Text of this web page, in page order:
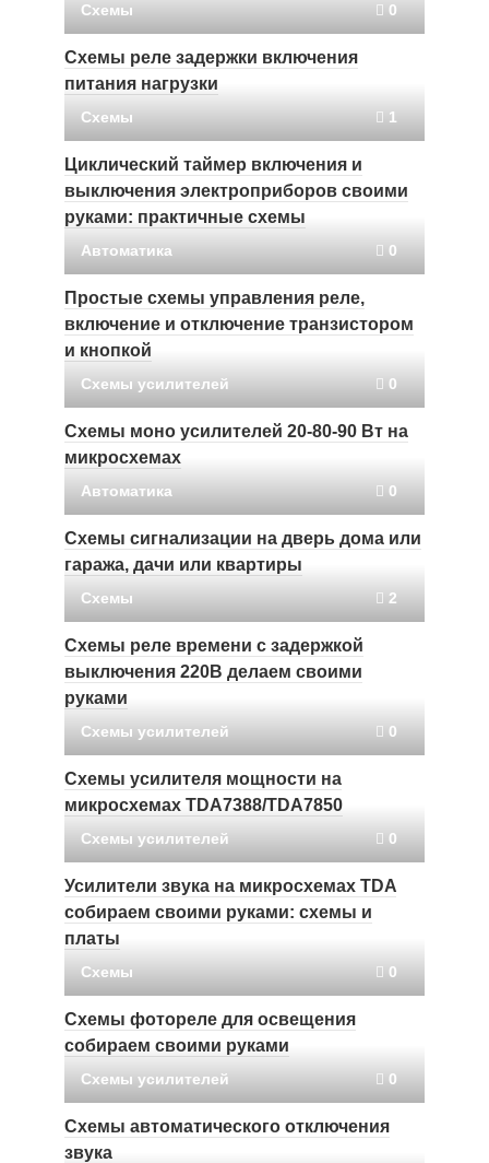
Схемы 0
Схемы реле задержки включения
питания нагрузки
Схемы 1
Циклический таймер включения и
выключения электроприборов своими
руками: практичные схемы
Автоматика 0
Простые схемы управления реле,
включение и отключение транзистором
и кнопкой
Схемы усилителей 0
Схемы моно усилителей 20-80-90 Вт на
микросхемах
Автоматика 0
Схемы сигнализации на дверь дома или
гаража, дачи или квартиры
Схемы 2
Схемы реле времени с задержкой
выключения 220В делаем своими
руками
Схемы усилителей 0
Схемы усилителя мощности на
микросхемах TDA7388/TDA7850
Схемы усилителей 0
Усилители звука на микросхемах TDA
собираем своими руками: схемы и
платы
Схемы 0
Схемы фотореле для освещения
собираем своими руками
Схемы усилителей 0
Схемы автоматического отключения
звука